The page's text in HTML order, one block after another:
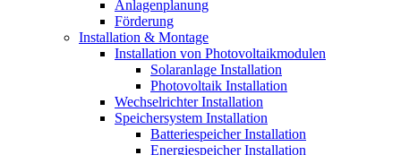
Anlagenplanung
Förderung
Installation & Montage
Installation von Photovoltaikmodulen
Solaranlage Installation
Photovoltaik Installation
Wechselrichter Installation
Speichersystem Installation
Batteriespeicher Installation
Energiespeicher Installation